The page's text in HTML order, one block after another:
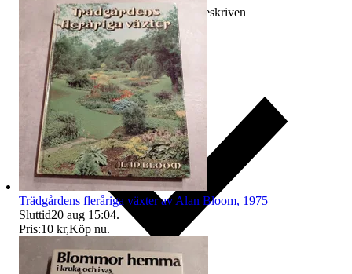
Ersättning om varan inte är som beskriven
Trädgårdens fleråriga växter av Alan Bloom, 1975
Sluttid20 aug 15:04.
Pris:10 kr,Köp nu.